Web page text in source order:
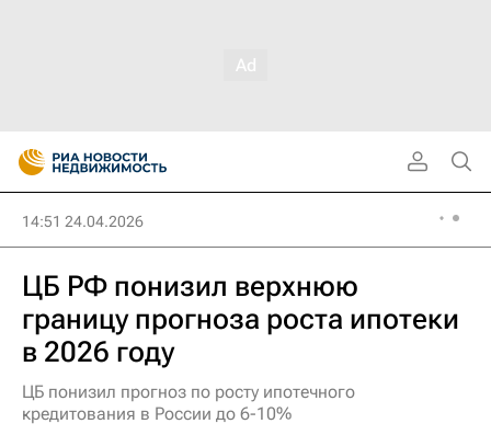
14:51 24.04.2026
ЦБ РФ понизил верхнюю
границу прогноза роста ипотеки
в 2026 году
ЦБ понизил прогноз по росту ипотечного
кредитования в России до 6-10%